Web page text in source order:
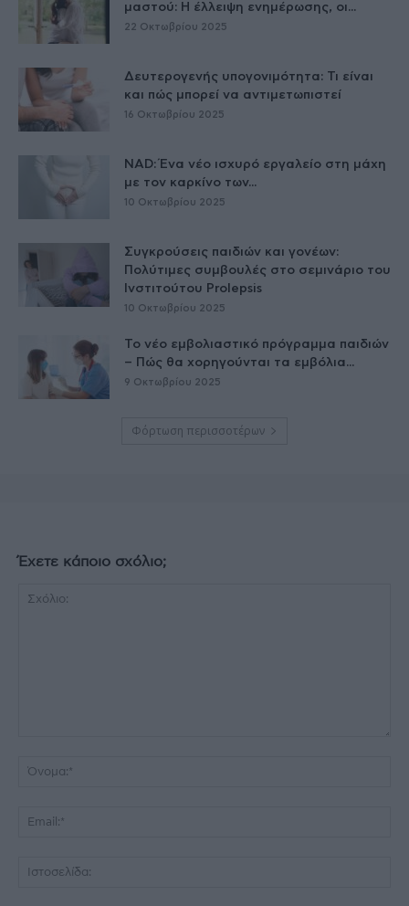
μαστού: Η έλλειψη ενημέρωσης, οι...
22 Οκτωβρίου 2025
Δευτερογενής υπογονιμότητα: Τι είναι
και πώς μπορεί να αντιμετωπιστεί
16 Οκτωβρίου 2025
NAD: Ένα νέο ισχυρό εργαλείο στη μάχη
με τον καρκίνο των...
10 Οκτωβρίου 2025
Συγκρούσεις παιδιών και γονέων:
Πολύτιμες συμβουλές στο σεμινάριο του
Ινστιτούτου Prolepsis
10 Οκτωβρίου 2025
Το νέο εμβολιαστικό πρόγραμμα παιδιών
– Πώς θα χορηγούνται τα εμβόλια...
9 Οκτωβρίου 2025
Φόρτωση περισσοτέρων
Έχετε κάποιο σχόλιο;